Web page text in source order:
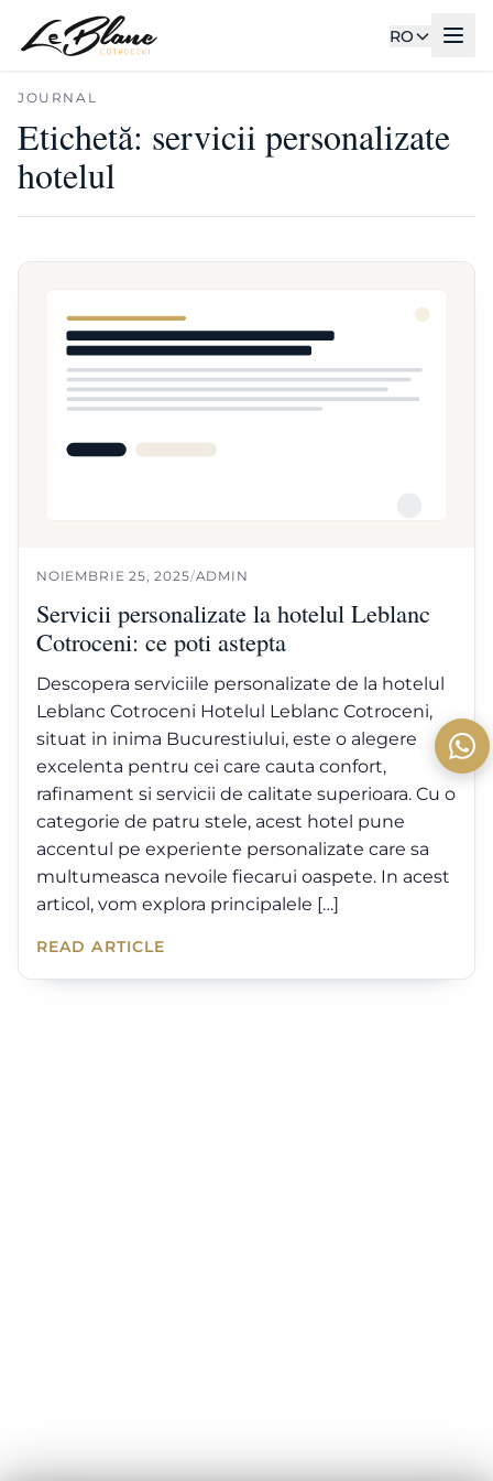
RO
JOURNAL
Etichetă: servicii personalizate
hotelul
NOIEMBRIE 25, 2025/ADMIN
Servicii personalizate la hotelul Leblanc
Cotroceni: ce poti astepta
Descopera serviciile personalizate de la hotelul
Leblanc Cotroceni Hotelul Leblanc Cotroceni,
situat in inima Bucurestiului, este o alegere
excelenta pentru cei care cauta confort,
rafinament si servicii de calitate superioara. Cu o
categorie de patru stele, acest hotel pune
accentul pe experiente personalizate care sa
multumeasca nevoile fiecarui oaspete. In acest
articol, vom explora principalele […]
READ ARTICLE